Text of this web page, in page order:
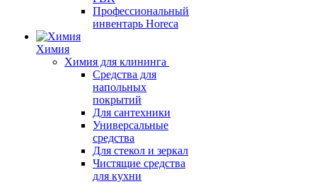
Профессиональный
инвентарь Horeca
Химия
Химия для клининга
Средства для
напольных
покрытий
Для сантехники
Универсальные
средства
Для стекол и зеркал
Чистящие средства
для кухни